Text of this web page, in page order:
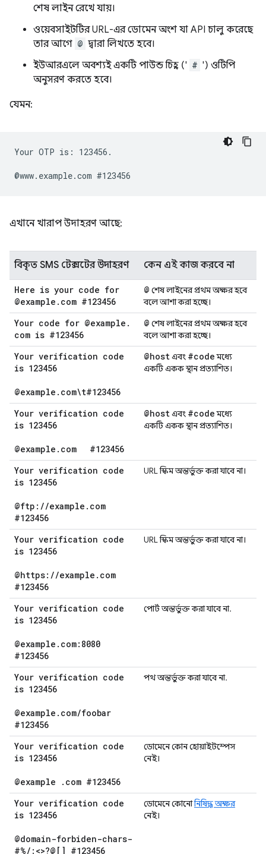
শেষ লাইন রেখে যায়।
ওয়েবসাইটটির URL-এর ডোমেন অংশ যা API চালু করেছে
তার আগে @ দ্বারা লিখতে হবে।
ইউআরএলে অবশ্যই একটি পাউন্ড চিহ্ন (' # ') ওটিপি
অনুসরণ করতে হবে।
যেমন:
Your OTP is: 123456.
এখানে খারাপ উদাহরণ আছে:
বিকৃত SMS টেক্সটের উদাহরণ কেন এই কাজ করবে না
Here is your code for
@example . com #123456
@ শেষ লাইনের প্রথম অক্ষর হবে
বলে আশা করা হচ্ছে।
Your code for @example .
com is #123456
@ শেষ লাইনের প্রথম অক্ষর হবে
বলে আশা করা হচ্ছে।
Your verification code
is 123456
@example . com\t#123456
@hostএবং #codeমধ্যে
একটি একক স্থান প্রত্যাশিত।
Your verification code
is 123456
@example . com #123456
@hostএবং #codeমধ্যে
একটি একক স্থান প্রত্যাশিত।
Your verification code
is 123456
@ftp: //example . com
#123456
URL স্কিম অন্তর্ভুক্ত করা যাবে না।
Your verification code
is 123456
@https: //example . com
#123456
URL স্কিম অন্তর্ভুক্ত করা যাবে না।
Your verification code
is 123456
@example . com:8080
#123456
পোর্ট অন্তর্ভুক্ত করা যাবে না.
Your verification code
is 123456
@example . com/foobar
#123456
পথ অন্তর্ভুক্ত করা যাবে না.
Your verification code
is 123456
@example . com #123456
ডোমেনে কোন হোয়াইটস্পেস
নেই।
Your verification code
is 123456
@domain-forbiden-chars-
#%/ :<>?@[] #123456
ডোমেনে কোনোনিষিদ্ধ অক্ষর
নেই।